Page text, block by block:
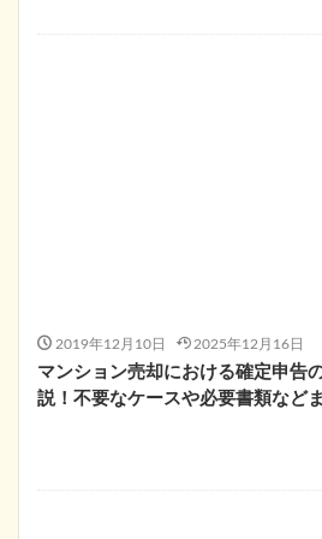
2019年12月10日 2025年12月16日
マンション売却における確定申告
説！不要なケースや必要書類など